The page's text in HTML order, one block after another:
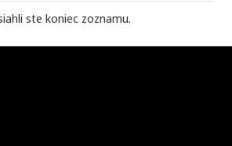
ste koniec zoznamu.